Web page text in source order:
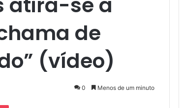
de
(vídeo)
0 Menos de um minuto
Pocket